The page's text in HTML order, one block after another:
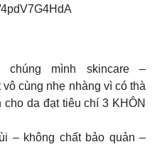
mình skincare –
cùng nhẹ nhàng vì có thà
da đạt tiêu chí 3 KHÔN
– không chất bảo quản –